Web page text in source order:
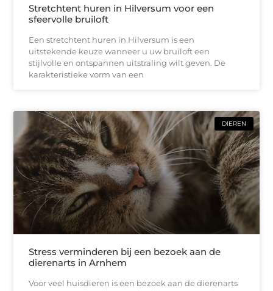
Stretchtent huren in Hilversum voor een
sfeervolle bruiloft
Een stretchtent huren in Hilversum is een
uitstekende keuze wanneer u uw bruiloft een
stijlvolle en ontspannen uitstraling wilt geven. De
karakteristieke vorm van een
DIEREN
Stress verminderen bij een bezoek aan de
dierenarts in Arnhem
Voor veel huisdieren is een bezoek aan de dierenarts